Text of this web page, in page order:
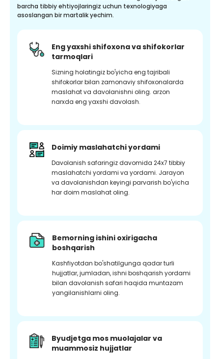
barcha tibbiy ehtiyojlaringiz uchun texnologiyaga
asoslangan bir martalik yechim.
Eng yaxshi shifoxona va shifokorlar
tarmoqlari
Sizning holatingiz bo'yicha eng tajribali
shifokorlar bilan zamonaviy shifoxonalarda
maslahat va davolanishni oling. arzon
narxda eng yaxshi davolash.
Doimiy maslahatchi yordami
Davolanish safaringiz davomida 24x7 tibbiy
maslahatchi yordami va yordami. Jarayon
va davolanishdan keyingi parvarish bo'yicha
har doim maslahat oling.
Bemorning ishini oxirigacha
boshqarish
Kashfiyotdan bo'shatilgunga qadar turli
hujjatlar, jumladan, ishni boshqarish yordami
bilan davolanish safari haqida muntazam
yangilanishlarni oling.
Byudjetga mos muolajalar va
muammosiz hujjatlar